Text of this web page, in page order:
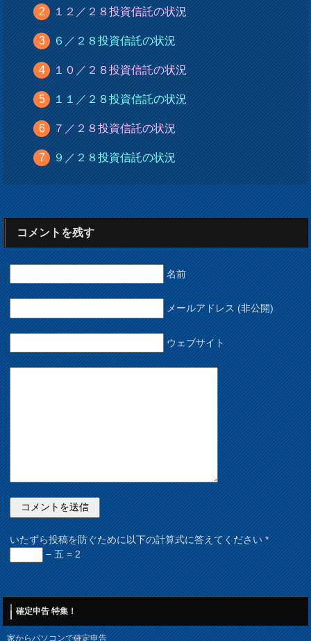
１２／２８投資信託の状況
６／２８投資信託の状況
１０／２８投資信託の状況
１１／２８投資信託の状況
７／２８投資信託の状況
９／２８投資信託の状況
コメントを残す
名前
メールアドレス (非公開)
ウェブサイト
いたずら投稿を防ぐために以下の計算式に答えてください*
− 五 = 2
確定申告 特集！
家からパソコンで確定申告